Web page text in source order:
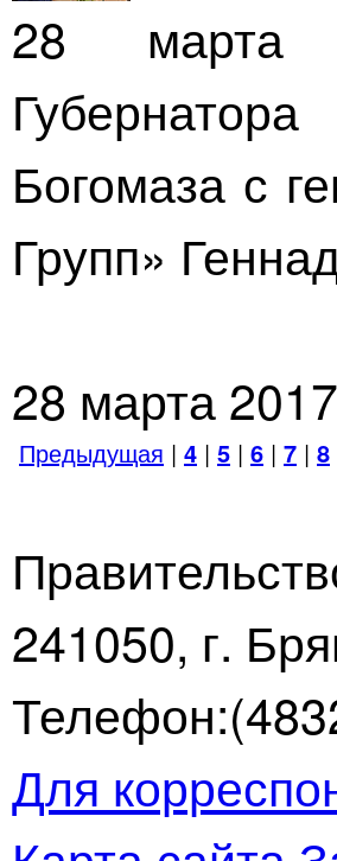
28 марта
Богомаза с
Групп»
28 марта
Предыдущая | 4 | 5 | 6 | 7 | 8
241050, г.
Для